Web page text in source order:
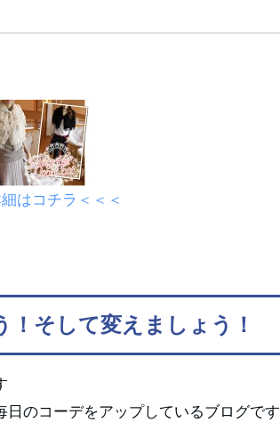
はコチラ＜＜＜
そして変えましょう！
のコーデをアップしているブログです